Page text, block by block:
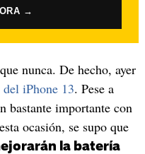
→
nunca. De hecho, ayer
iPhone 13. Pese a
bastante importante con
ocasión, se supo que
la batería